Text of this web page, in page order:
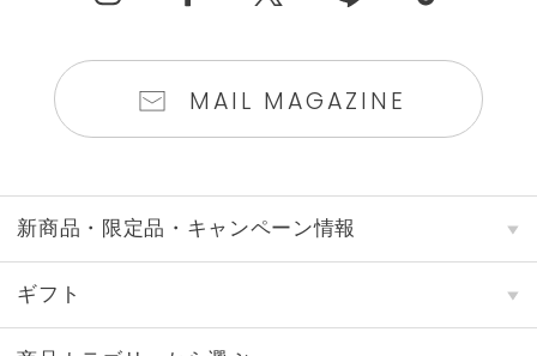
MAIL MAGAZINE
新商品・限定品・キャンペーン情報
ギフト